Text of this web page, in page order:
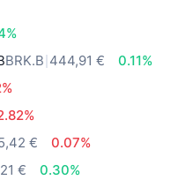
BRK.B 444,91 €
0.11%
€
0.07%
€
0.30%